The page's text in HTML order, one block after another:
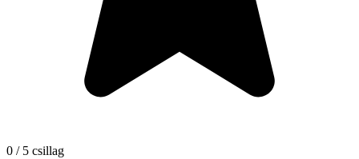
0 / 5 csillag